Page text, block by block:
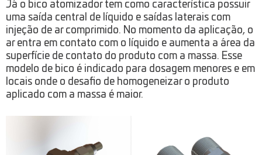
Já o bico atomizador tem como característica possuir
uma saída central de líquido e saídas laterais com
injeção de ar comprimido. No momento da aplicação, o
ar entra em contato com o líquido e aumenta a área da
superfície de contato do produto com a massa. Esse
modelo de bico é indicado para dosagem menores e em
locais onde o desafio de homogeneizar o produto
aplicado com a massa é maior.